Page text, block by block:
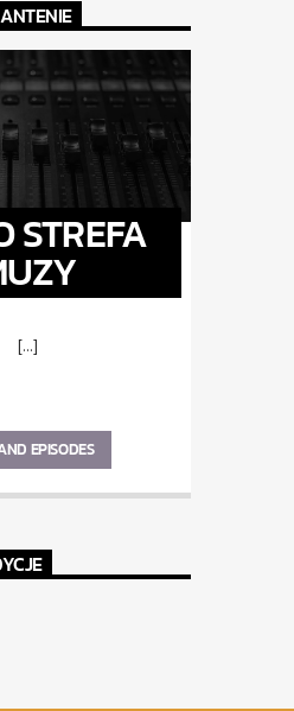
STREFA
[...]
EPISODES